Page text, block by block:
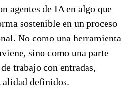
agentes de IA en algo que
sostenible en un proceso
No como una herramienta
sino como una parte
trabajo con entradas,
definidos.